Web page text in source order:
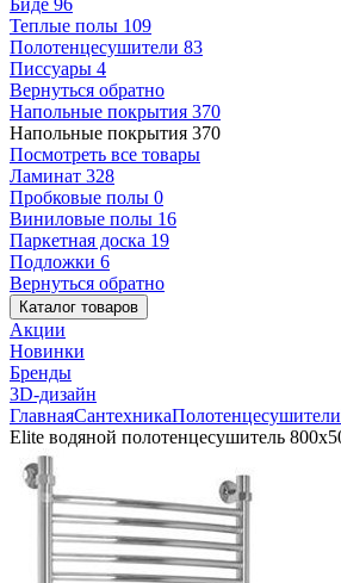
Биде 96
Теплые полы 109
Полотенцесушители 83
Писсуары 4
Вернуться обратно
Напольные покрытия 370
Напольные покрытия 370
Посмотреть все товары
Ламинат 328
Пробковые полы 0
Виниловые полы 16
Паркетная доска 19
Подложки 6
Вернуться обратно
Каталог товаров
Акции
Новинки
Бренды
3D-дизайн
ГлавнаяСантехникаПолотенцесушители
Elite водяной полотенцесушитель